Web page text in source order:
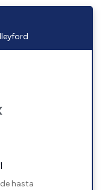
hasta